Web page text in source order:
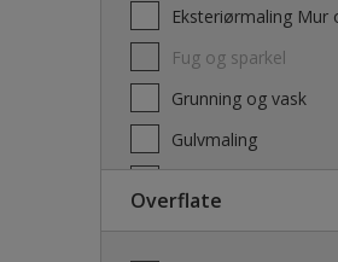
Eksteriørmaling Mur
Fug og sparkel
Grunning og vask
Gulvmaling
Overflate